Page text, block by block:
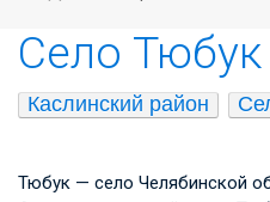
Село Тюбук
Каслинский район
Тюбук — село Челябинской